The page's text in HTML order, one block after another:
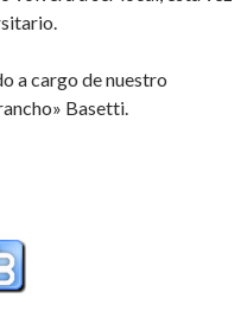
a cargo de nuestro
Basetti.